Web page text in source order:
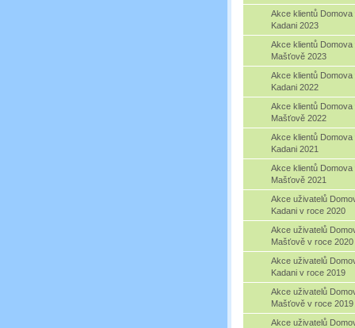
Akce klientů Domova
Kadani 2023
Akce klientů Domova
Mašťově 2023
Akce klientů Domova
Kadani 2022
Akce klientů Domova
Mašťově 2022
Akce klientů Domova
Kadani 2021
Akce klientů Domova
Mašťově 2021
Akce uživatelů
Kadani v roce 2020
Akce uživatelů
Mašťově v roce 2020
Akce uživatelů
Kadani v roce 2019
Akce uživatelů
Mašťově v roce 2019
Akce uživatelů